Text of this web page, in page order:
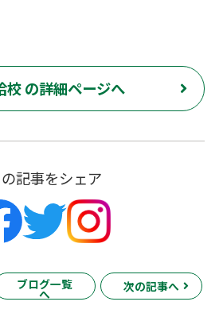
校 の詳細ページへ
記事をシェア
ブログ一覧
へ
次の記事へ